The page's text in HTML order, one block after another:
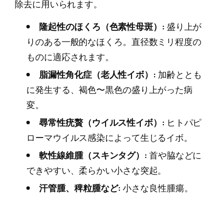
除去に用いられます。
隆起性のほくろ（色素性母斑）:盛り上が
りのある一般的なほくろ。直径数ミリ程度の
ものに適応されます。
脂漏性角化症（老人性イボ）: 加齢ととも
に発生する、褐色〜黒色の盛り上がった病
変。
尋常性疣贅（ウイルス性イボ）: ヒトパピ
ローマウイルス感染によって生じるイボ。
軟性線維腫（スキンタグ）:首や脇などに
できやすい、柔らかい小さな突起。
汗管腫、稗粒腫など:小さな良性腫瘍。